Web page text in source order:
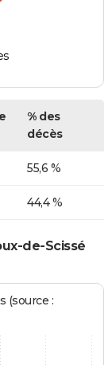
% des
décès
55,6 %
44,4 %
de-Scissé
(source :